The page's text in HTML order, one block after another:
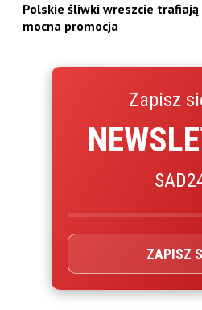
Polskie śliwki wreszcie trafiają
mocna promocja
Zapisz
ZAPISZ